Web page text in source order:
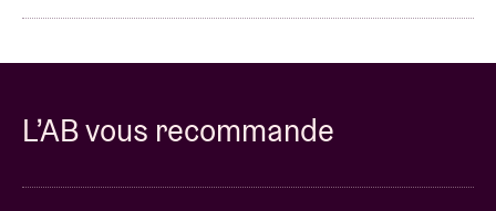
L’AB vous recommande